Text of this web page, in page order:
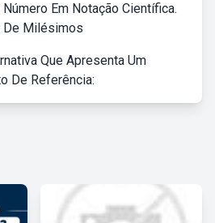
Em Notação Científica.
De Milésimos
Que Apresenta Um
De Referência: